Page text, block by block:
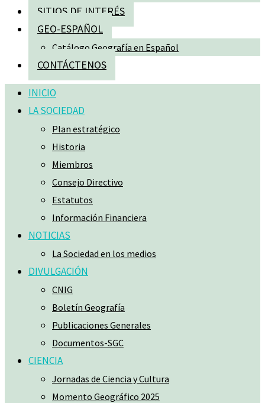
SITIOS DE INTERÉS
GEO-ESPAÑOL
Catálogo Geografía en Español
CONTÁCTENOS
INICIO
LA SOCIEDAD
Plan estratégico
Historia
Miembros
Consejo Directivo
Estatutos
Información Financiera
NOTICIAS
La Sociedad en los medios
DIVULGACIÓN
CNIG
Boletín Geografía
Publicaciones Generales
Documentos-SGC
CIENCIA
Jornadas de Ciencia y Cultura
Momento Geográfico 2025